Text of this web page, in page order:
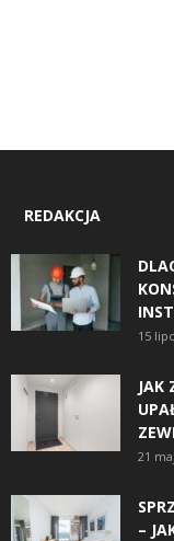
REDAKCJA
15
JAK
21
–